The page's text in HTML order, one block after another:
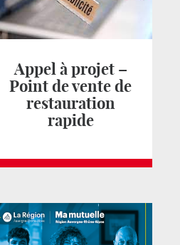
Appel à projet –
Point de vente de
restauration
rapide